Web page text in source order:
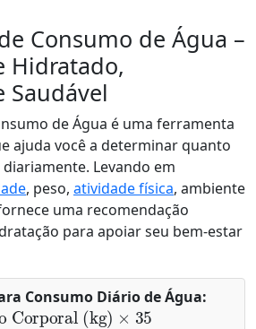
Consumo de Água –
Hidratado,
Saudável
de Água é uma ferramenta
ajuda você a determinar quanto
Levando em
, peso, atividade física, ambiente
uma recomendação
para apoiar seu bem-estar
Consumo Diário de Água:
Corporal (kg)×35